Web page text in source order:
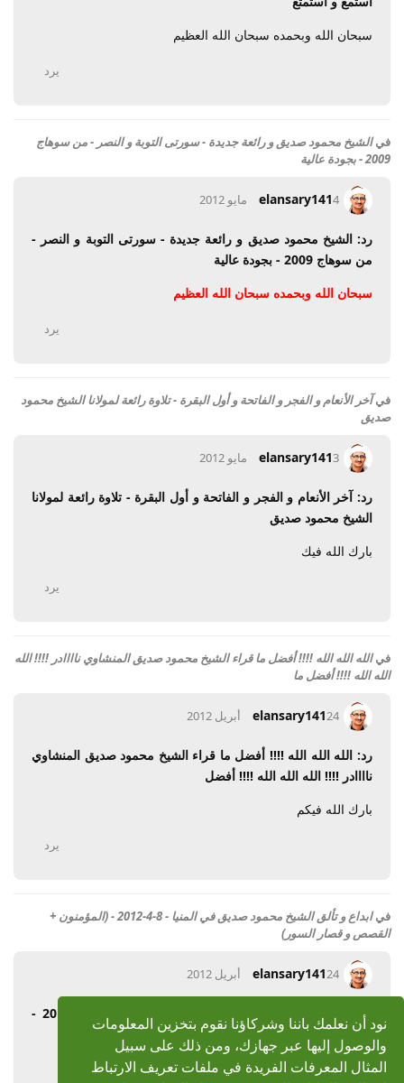
نود أن نعلمك باننا وشركاؤنا نقوم بتخزين المعلومات
والوصول إليها عبر جهازك، ومن ذلك على سبيل
المثال المعرفات الفريدة في ملفات تعريف الارتباط
سبحان الله وبحمده سبحان الله العظيم
يرد
فيالشيخ محمود صديق و رائعة جديدة - سورتى التوبة و النصر - من سوهاج
2009 - بجودة عالية
elansary1414 مايو 2012
رد: الشيخ محمود صديق و رائعة جديدة - سورتى التوبة و النصر -
من سوهاج 2009 - بجودة عالية
سبحان الله وبحمده سبحان الله العظيم
يرد
فيآخر الأنعام و الفجر و الفاتحة و أول البقرة - تلاوة رائعة لمولانا الشيخ محمود
صديق
elansary1413 مايو 2012
رد: آخر الأنعام و الفجر و الفاتحة و أول البقرة - تلاوة رائعة لمولانا
الشيخ محمود صديق
بارك الله فيك
يرد
فيالله الله الله !!!! أفضل ما قراء الشيخ محمود صديق المنشاوي ناااادر !!!! الله
الله الله !!!! أفضل ما
elansary14124 أبريل 2012
رد: الله الله الله !!!! أفضل ما قراء الشيخ محمود صديق المنشاوي
ناااادر !!!! الله الله الله !!!! أفضل
بارك الله فيكم
يرد
في
ابداع و تألق الشيخ محمود صديق في المنيا - 8-4-2012 - (المؤمنون +
القصص و قصار السور)
elansary14124 أبريل 2012
رد: ابداع و تألق الشيخ محمود صديق في المنيا - 8-4-2012 -
(المؤمنون + القصص و قصار السور)
بارك الله فيكم